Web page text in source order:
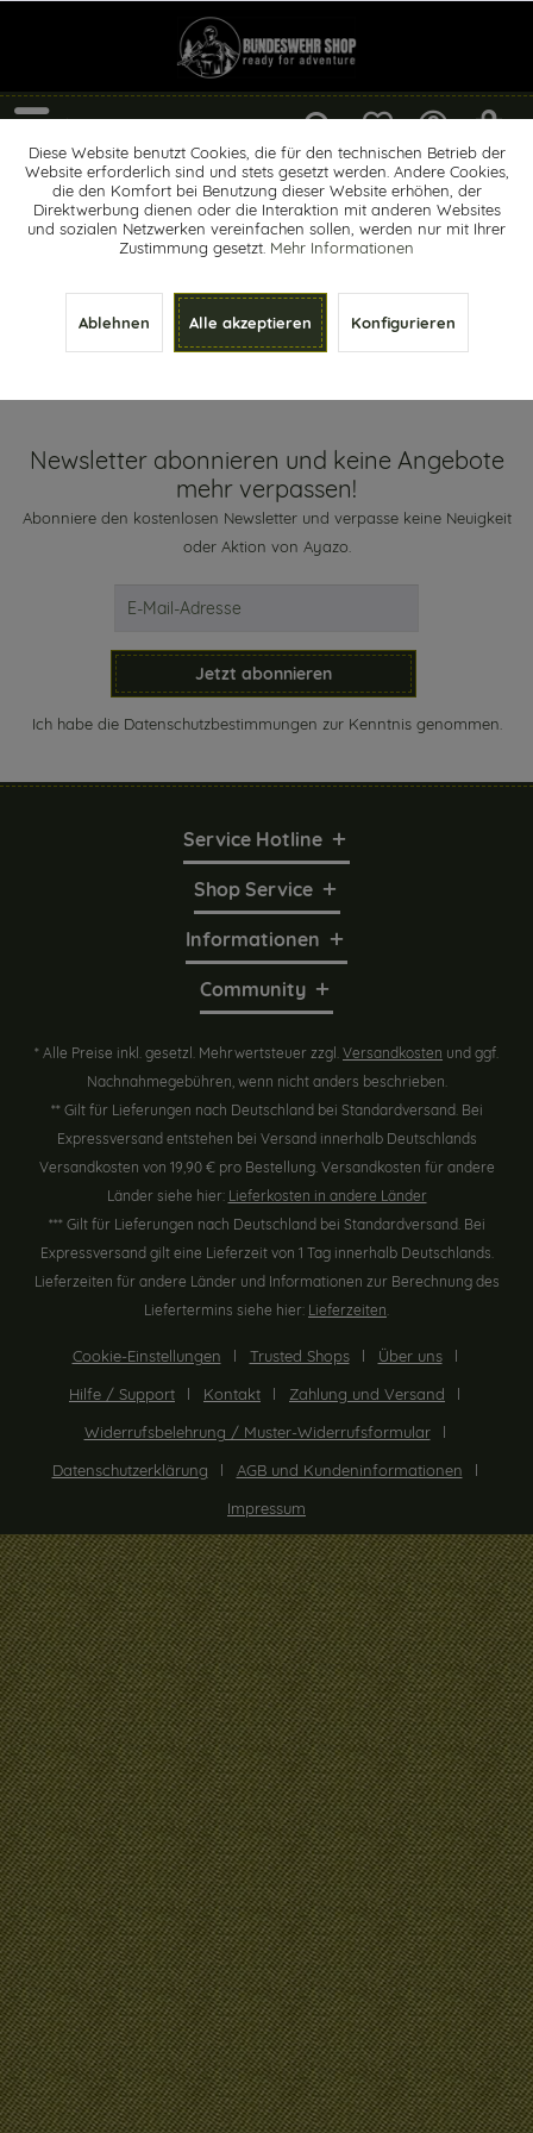
Menü
Rucksackhüllen
Newsletter abonnieren und keine Angebote
mehr verpassen!
Abonniere den kostenlosen Newsletter und verpasse keine Neuigkeit
oder Aktion von Ayazo.
Jetzt abonnieren
Ich habe die Datenschutzbestimmungen zur Kenntnis genommen.
Service Hotline
Shop Service
Informationen
Community
* Alle Preise inkl. gesetzl. Mehrwertsteuer zzgl. Versandkosten und ggf.
Nachnahmegebühren, wenn nicht anders beschrieben.
** Gilt für Lieferungen nach Deutschland bei Standardversand. Bei
Expressversand entstehen bei Versand innerhalb Deutschlands
Versandkosten von 19,90 € pro Bestellung. Versandkosten für andere
Länder siehe hier: Lieferkosten in andere Länder
*** Gilt für Lieferungen nach Deutschland bei Standardversand. Bei
Expressversand gilt eine Lieferzeit von 1 Tag innerhalb Deutschlands.
Lieferzeiten für andere Länder und Informationen zur Berechnung des
Liefertermins siehe hier: Lieferzeiten
Cookie-Einstellungen Trusted Shops
Über uns
Hilfe / Support
Kontakt
Zahlung und Versand
Widerrufsbelehrung / Muster-Widerrufsformular
Datenschutzerklärung
AGB und Kundeninformationen
Impressum
Diese Website benutzt Cookies, die für den technischen Betrieb der
Website erforderlich sind und stets gesetzt werden. Andere Cookies,
die den Komfort bei Benutzung dieser Website erhöhen, der
Direktwerbung dienen oder die Interaktion mit anderen Websites
und sozialen Netzwerken vereinfachen sollen, werden nur mit Ihrer
Zustimmung gesetzt. Mehr Informationen
Ablehnen Alle akzeptieren Konfigurieren